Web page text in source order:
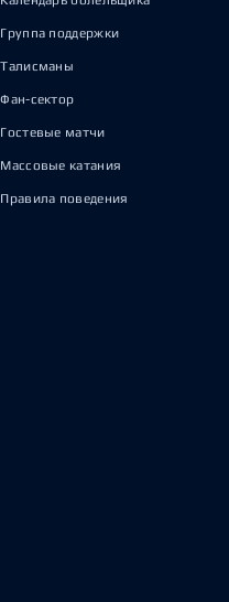
Группа поддержки
Талисманы
Фан-сектор
Гостевые матчи
Массовые катания
Правила поведения